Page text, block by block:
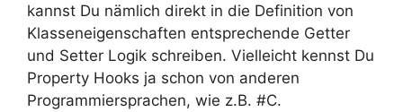
kannst Du nämlich direkt in die Definition von
Klasseneigenschaften entsprechende Getter
und Setter Logik schreiben. Vielleicht kennst Du
Property Hooks ja schon von anderen
Programmiersprachen, wie z.B. #C.